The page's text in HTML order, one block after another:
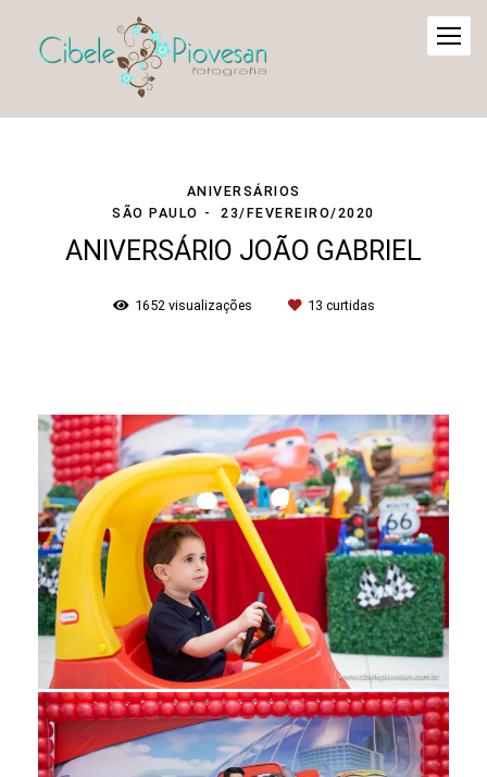
ANIVERSÁRIOS
SÃO PAULO
23/FEVEREIRO/2020
ANIVERSÁRIO JOÃO GABRIEL
1652visualizações 13 curtidas